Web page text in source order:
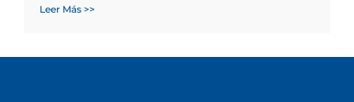
Leer Más >>